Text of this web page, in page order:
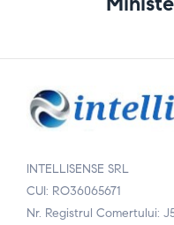
INTELLISENSE SRL
CUI: RO36065671
Nr. Registrul Comertului: